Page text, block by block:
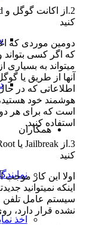
همکاران
اخذ
کنید
دومین موردی که
میتواند به بسیاری
آنها از طریق یا
اطلاعاتی که در
هوشمند خود
است که برای هر دو
استفاده کنید.
کنید
اولا این کار
اینکه نمیتوانید
سیستم عامل تلفن
نشده قرار دارد،